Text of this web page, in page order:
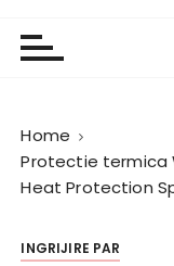
Home
Protectie termica
Heat Protection
INGRIJIRE PAR